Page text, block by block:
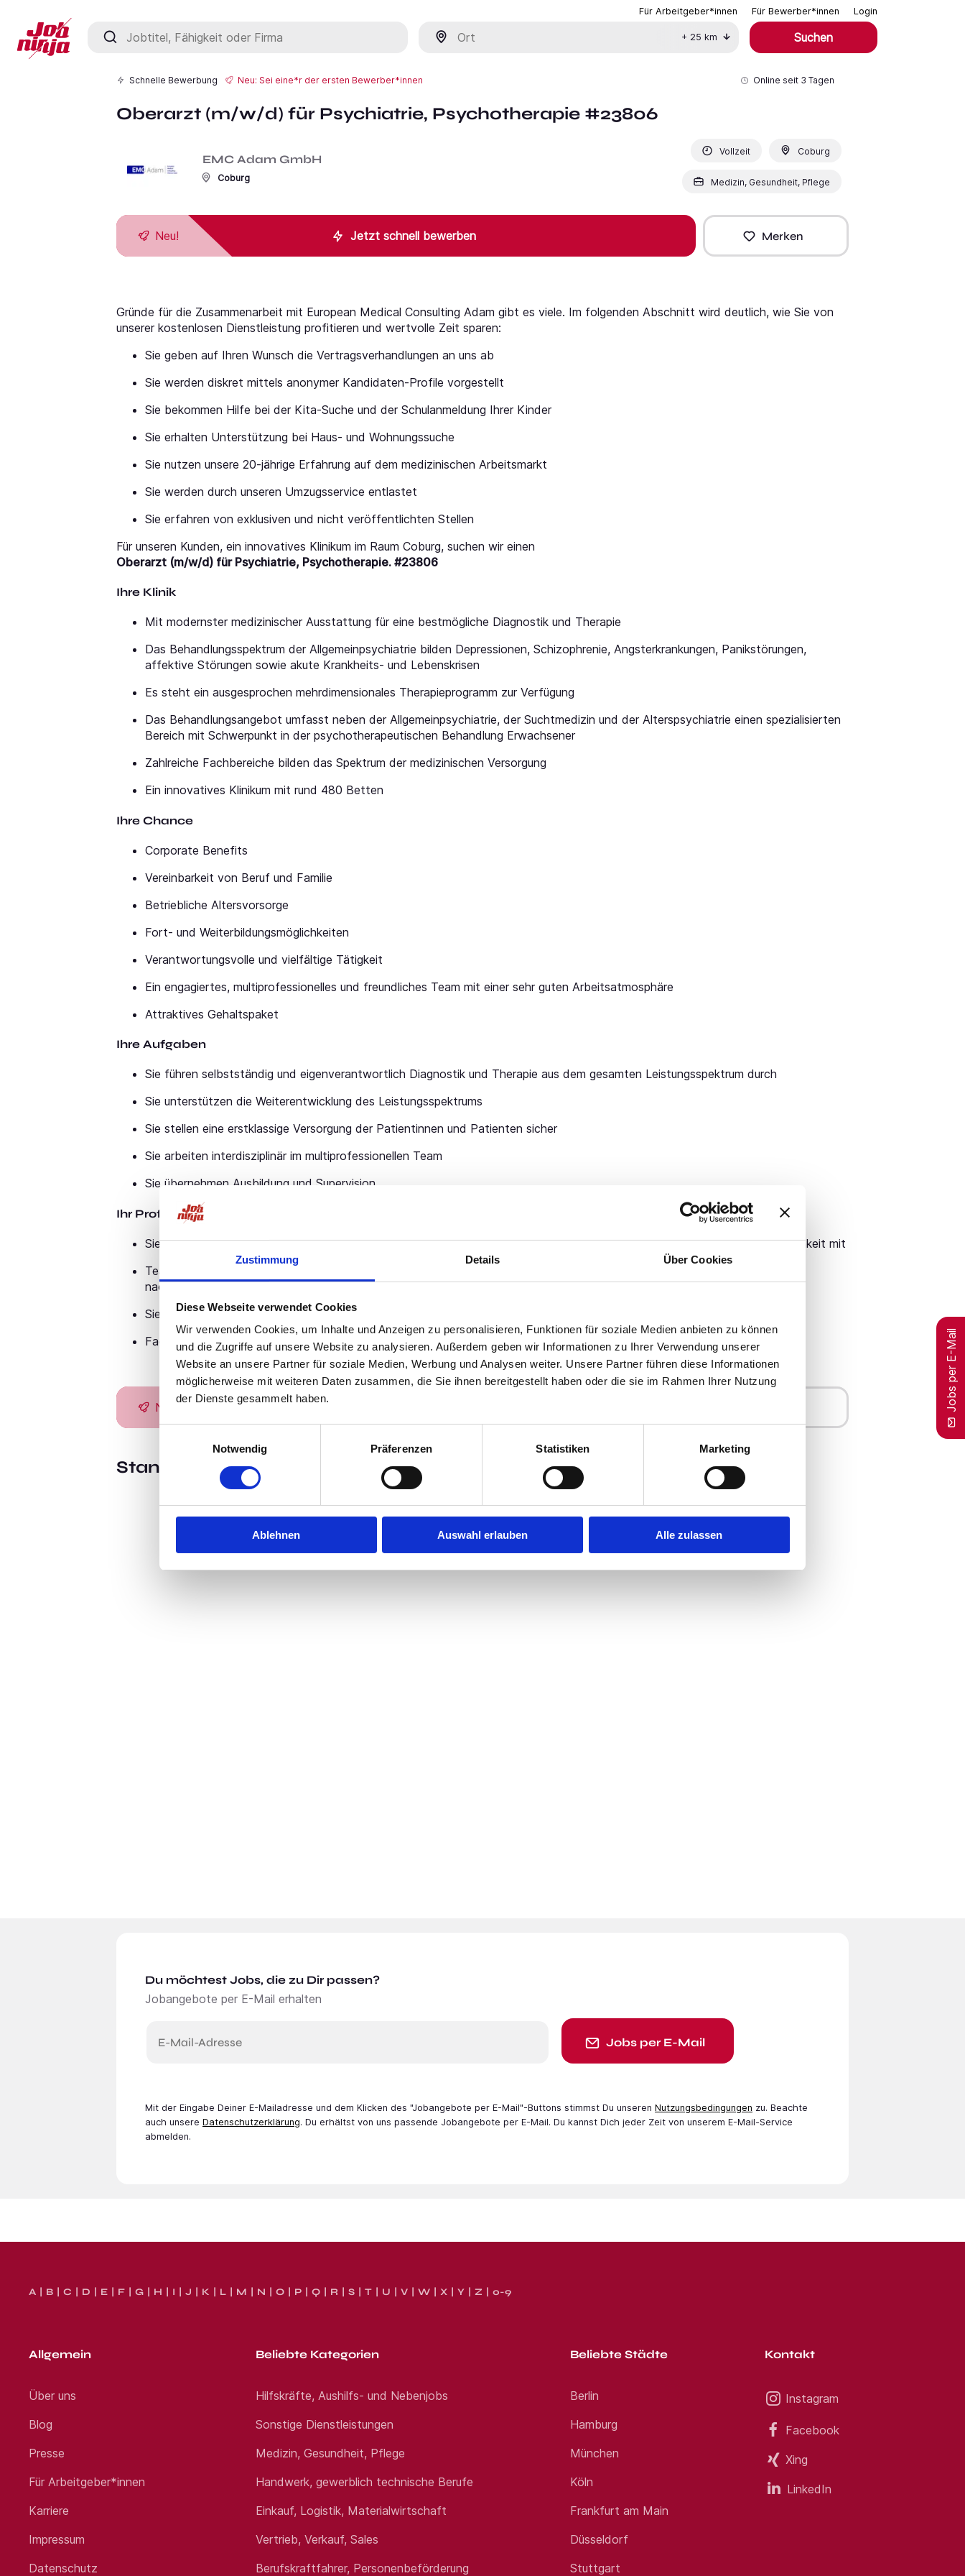
Zustimmung Details Über Cookies
Diese Webseite verwendet Cookies
Wir verwenden Cookies, um Inhalte und Anzeigen zu personalisieren, Funktionen für soziale Medien anbieten zu können
und die Zugriffe auf unsere Website zu analysieren. Außerdem geben wir Informationen zu Ihrer Verwendung unserer
Website an unsere Partner für soziale Medien, Werbung und Analysen weiter. Unsere Partner führen diese Informationen
möglicherweise mit weiteren Daten zusammen, die Sie ihnen bereitgestellt haben oder die sie im Rahmen Ihrer Nutzung
der Dienste gesammelt haben.
Einwilligungsauswahl
Notwendig
Präferenzen Statistiken Marketing
Ablehnen Auswahl erlauben Alle zulassen
Für Arbeitgeber*innen Für Bewerber*innen Login
Jobtitel, Fähigkeit oder Firma
+ 25 km Suchen
Schnelle Bewerbung Neu: Sei eine*r der ersten Bewerber*innen Online seit 3 Tagen
Oberarzt (m/w/d) für Psychiatrie, Psychotherapie #23806
EMC Adam GmbH
Coburg
Vollzeit Coburg
Medizin, Gesundheit, Pflege
Jetzt schnell bewerben
Neu! Merken
Gründe für die Zusammenarbeit mit European Medical Consulting Adam gibt es viele. Im folgenden Abschnitt wird deutlich, wie Sie von
unserer kostenlosen Dienstleistung profitieren und wertvolle Zeit sparen:
Sie geben auf Ihren Wunsch die Vertragsverhandlungen an uns ab
Sie werden diskret mittels anonymer Kandidaten-Profile vorgestellt
Sie bekommen Hilfe bei der Kita-Suche und der Schulanmeldung Ihrer Kinder
Sie erhalten Unterstützung bei Haus- und Wohnungssuche
Sie nutzen unsere 20-jährige Erfahrung auf dem medizinischen Arbeitsmarkt
Sie werden durch unseren Umzugsservice entlastet
Sie erfahren von exklusiven und nicht veröffentlichten Stellen
Für unseren Kunden, ein innovatives Klinikum im Raum Coburg, suchen wir einen
Oberarzt (m/w/d) für Psychiatrie, Psychotherapie. #23806
Ihre Klinik
Mit modernster medizinischer Ausstattung für eine bestmögliche Diagnostik und Therapie
Das Behandlungsspektrum der Allgemeinpsychiatrie bilden Depressionen, Schizophrenie, Angsterkrankungen, Panikstörungen,
affektive Störungen sowie akute Krankheits- und Lebenskrisen
Es steht ein ausgesprochen mehrdimensionales Therapieprogramm zur Verfügung
Das Behandlungsangebot umfasst neben der Allgemeinpsychiatrie, der Suchtmedizin und der Alterspsychiatrie einen spezialisierten
Bereich mit Schwerpunkt in der psychotherapeutischen Behandlung Erwachsener
Zahlreiche Fachbereiche bilden das Spektrum der medizinischen Versorgung
Ein innovatives Klinikum mit rund 480 Betten
Ihre Chance
Corporate Benefits
Vereinbarkeit von Beruf und Familie
Betriebliche Altersvorsorge
Fort- und Weiterbildungsmöglichkeiten
Verantwortungsvolle und vielfältige Tätigkeit
Ein engagiertes, multiprofessionelles und freundliches Team mit einer sehr guten Arbeitsatmosphäre
Attraktives Gehaltspaket
Ihre Aufgaben
Sie führen selbstständig und eigenverantwortlich Diagnostik und Therapie aus dem gesamten Leistungsspektrum durch
Sie unterstützen die Weiterentwicklung des Leistungsspektrums
Sie stellen eine erstklassige Versorgung der Patientinnen und Patienten sicher
Sie arbeiten interdisziplinär im multiprofessionellen Team
Sie übernehmen Ausbildung und Supervision
Ihr Profil
Sie bringen ein hohes Engagement und Flexibilität sowie eine ausgeprägte Kommunikationsfähigkeit und Eigenverantwortlichkeit mit
Teamorientierung und Kooperationsfähigkeit sowie die Fähigkeit zur selbstständigen, organisierten, interdisziplinären und
nachhaltigen Arbeit sind für Sie selbstverständlich
Sie zeichnen sich durch ein hohes Maß an Sorgfalt und Einsatzbereitschaft aus
Facharzt (m/w/d) für Psychiatrie und Psychotherapie
Neu!
Standort: Coburg
Du möchtest Jobs, die zu Dir passen?
Jobangebote per E-Mail erhalten
E-Mail-Adresse Jobs per E-Mail
Mit der Eingabe Deiner E-Mail­adresse und dem Klicken des "Jobangebote per E-Mail"-Buttons stimmst Du unseren Nutzungsbedingungen zu. Beachte
auch unsere Datenschutzerklärung. Du erhältst von uns passende Jobangebote per E-Mail. Du kannst Dich jeder Zeit von unserem E-Mail-Service
abmelden.
Jobs per E-Mail
A B C D E F G H I J K L M N O P Q R S T U V W X Y Z 0-9
Allgemein
Über uns
Blog
Presse
Für Arbeitgeber*innen
Karriere
Impressum
Datenschutz
Beliebte Kategorien
Hilfskräfte, Aushilfs- und Nebenjobs
Sonstige Dienstleistungen
Medizin, Gesundheit, Pflege
Handwerk, gewerblich technische Berufe
Einkauf, Logistik, Materialwirtschaft
Vertrieb, Verkauf, Sales
Berufskraftfahrer, Personenbeförderung
Beliebte Städte
Berlin
Hamburg
München
Köln
Frankfurt am Main
Düsseldorf
Stuttgart
Kontakt
Instagram
Facebook
Xing
LinkedIn